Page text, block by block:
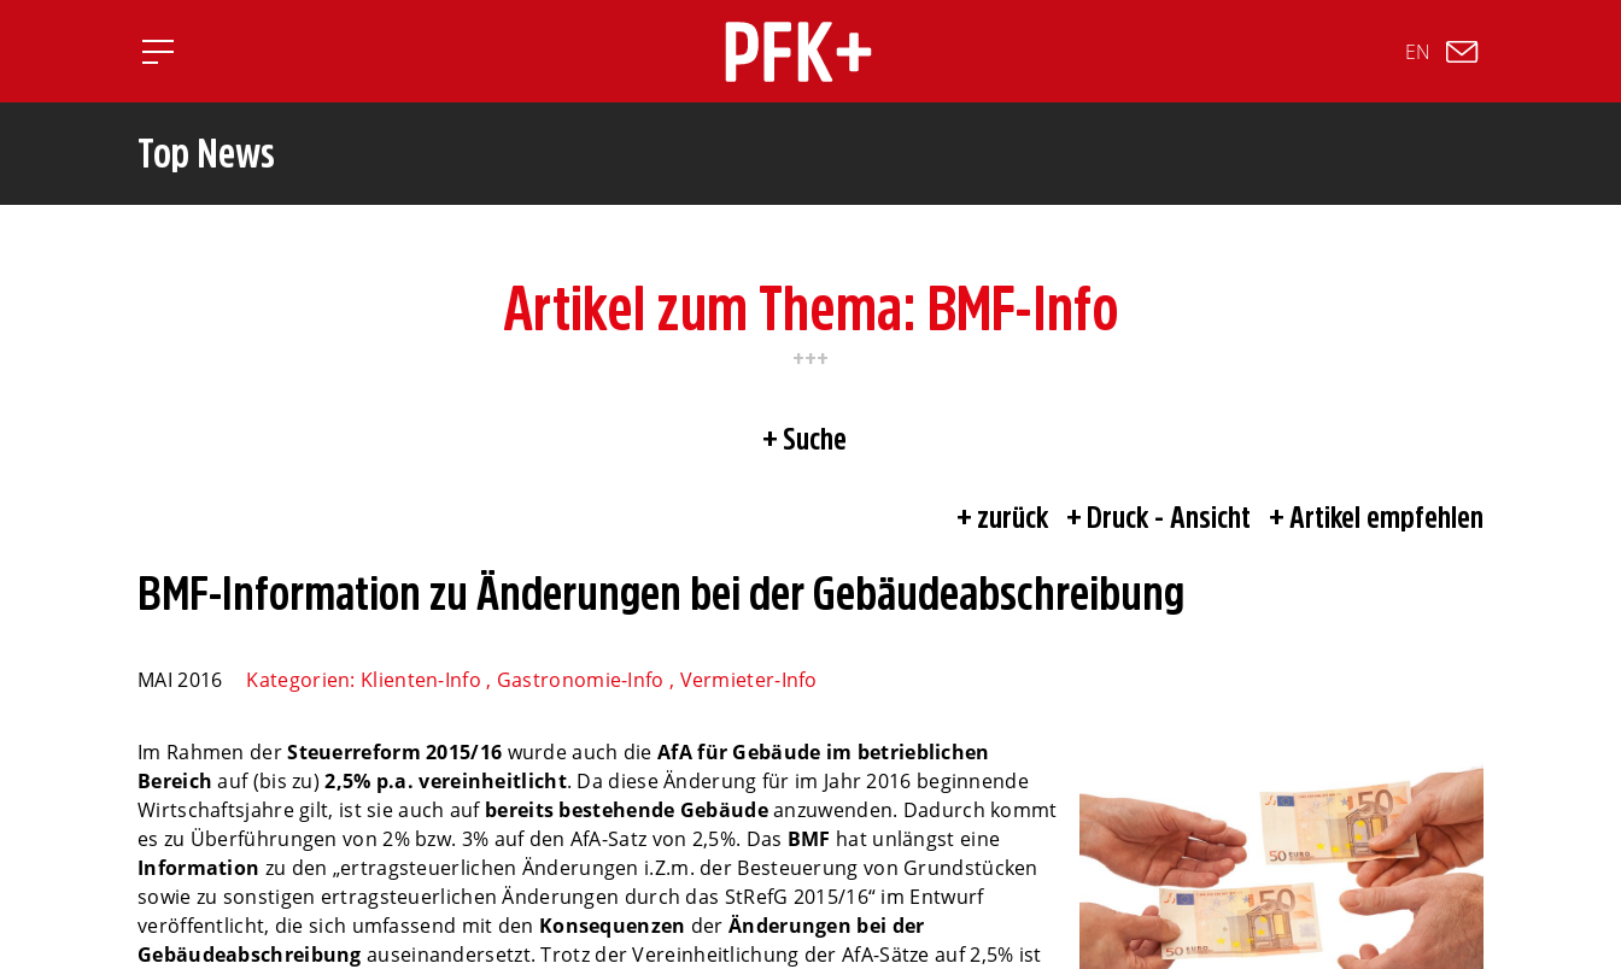
EN
Top News
Artikel zum Thema: BMF-Info
Suche
zurück Druck - Ansicht Artikel empfehlen
BMF-Information zu Änderungen bei der Gebäudeabschreibung
MAI 2016 Kategorien: Klienten-Info , Gastronomie-Info , Vermieter-Info
Im Rahmen derSteuerreform 2015/16 wurde auch dieAfA für Gebäude im betrieblichen
Bereichauf (bis zu)2,5% p.a. vereinheitlicht. Da diese Änderung für im Jahr 2016 beginnende
Wirtschaftsjahre gilt, ist sie auch auf bereits bestehende Gebäudeanzuwenden. Dadurch kommt
es zu Überführungen von 2% bzw. 3% auf den AfA-Satz von 2,5%. Das BMF hat unlängst eine
Information zu den „ertragsteuerlichen Änderungen i.Z.m. der Besteuerung von Grundstücken
sowie zu sonstigen ertragsteuerlichen Änderungen durch das StRefG 2015/16“ im Entwurf
veröffentlicht, die sich umfassend mit den Konsequenzen derÄnderungen bei der
Gebäudeabschreibung auseinandersetzt. Trotz der Vereinheitlichung der AfA-Sätze auf 2,5% ist